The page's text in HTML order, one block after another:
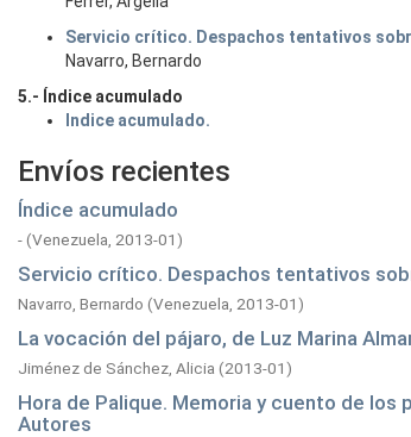
Servicio crítico. Despachos tentativos
Navarro, Bernardo
5.- Índice acumulado
Indice acumulado.
Envíos recientes
Índice acumulado
-(Venezuela, 2013-01)
Servicio crítico. Despachos tentativos
Navarro, Bernardo (Venezuela, 2013-01)
La vocación del pájaro, de Luz Marina
Jiménez de Sánchez, Alicia (2013-01)
Hora de Palique. Memoria y cuento de los
Autores